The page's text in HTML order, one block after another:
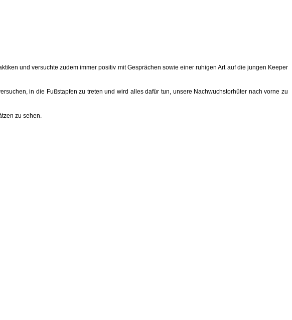
und versuchte zudem immer positiv mit Gesprächen sowie einer ruhigen Art auf die jungen Keeper
in die Fußstapfen zu treten und wird alles dafür tun, unsere Nachwuchstorhüter nach vorne zu
zu sehen.